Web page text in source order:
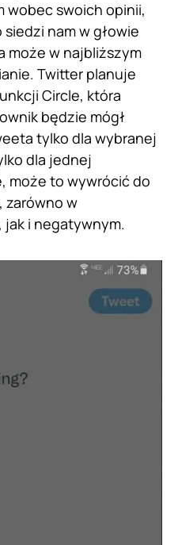
wobec swoich opinii,
nam w głowie
może w najbliższym
Twitter planuje
Circle, która
będzie mógł
tylko dla wybranej
dla jednej
może to wywrócić do
zarówno w
i negatywnym.